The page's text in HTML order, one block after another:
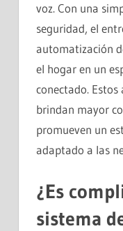
voz. Con una
seguridad, el
automatización
el hogar en un
conectado.
brindan mayor
promueven un
adaptado a las
¿Es
sistema